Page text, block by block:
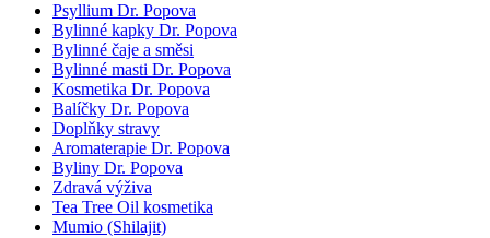
Psyllium Dr. Popova
Bylinné kapky Dr. Popova
Bylinné čaje a směsi
Bylinné masti Dr. Popova
Kosmetika Dr. Popova
Balíčky Dr. Popova
Doplňky stravy
Aromaterapie Dr. Popova
Byliny Dr. Popova
Zdravá výživa
Tea Tree Oil kosmetika
Mumio (Shilajit)